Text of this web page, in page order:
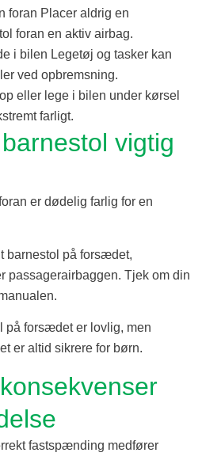
foran Placer aldrig en
foran en aktiv airbag.
i bilen Legetøj og tasker kan
ved opbremsning.
eller lege i bilen under kørsel
farligt.
vigtig
er dødelig farlig for en
barnestol på forsædet,
passagerairbaggen. Tjek om din
på forsædet er lovlig, men
er altid sikrere for børn.
fastspænding medfører